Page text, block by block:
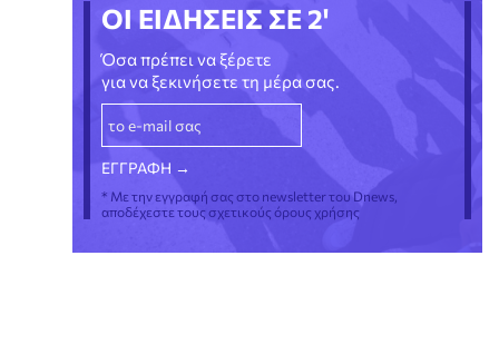
ΟΙ ΕΙΔΗΣΕΙΣ ΣΕ 2'
Όσα πρέπει να ξέρετε
για να ξεκινήσετε τη μέρα σας.
* Με την εγγραφή σας στο newsletter του Dnews,
αποδέχεστε τους σχετικούς όρους χρήσης